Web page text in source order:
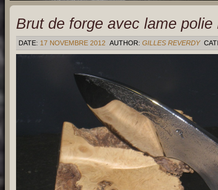
Brut de forge avec lame polie
DATE: 17 NOVEMBRE 2012 AUTHOR: GILLES REVERDY